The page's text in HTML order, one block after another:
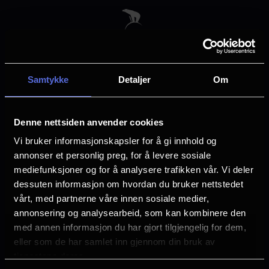
Samtykke Detaljer Om
Denne nettsiden anvender cookies
Vi bruker informasjonskapsler for å gi innhold og
annonser et personlig preg, for å levere sosiale
mediefunksjoner og for å analysere trafikken vår. Vi deler
dessuten informasjon om hvordan du bruker nettstedet
vårt, med partnerne våre innen sosiale medier,
annonsering og analysearbeid, som kan kombinere den
med annen informasjon du har gjort tilgjengelig for dem,
eller som de har samlet inn gjennom din bruk av
Velg by
Arendal Asker
Askim Bergen